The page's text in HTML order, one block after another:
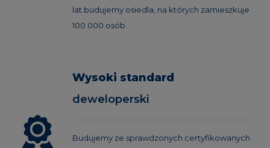
lat budujemy osiedla, na których zamieszkuje
100 000 osób.
Wysoki standard
deweloperski
Budujemy ze sprawdzonych certyfikowanych